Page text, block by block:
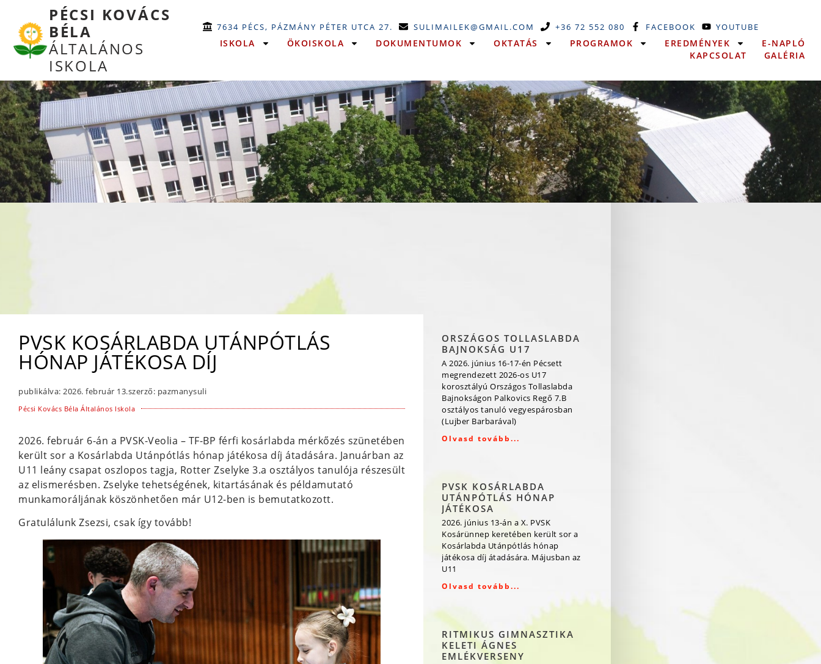
PÉCSI KOVÁCS
BÉLA
ÁLTALÁNOS
ISKOLA
7634 PÉCS, PÁZMÁNY PÉTER UTCA 27. SULIMAILEK@GMAIL.COM +36 72 552 080 FACEBOOK YOUTUBE
ISKOLA ÖKOISKOLA DOKUMENTUMOK OKTATÁS PROGRAMOK EREDMÉNYEK
E-NAPLÓ
KAPCSOLAT
GALÉRIA
PVSK KOSÁRLABDA UTÁNPÓTLÁS
HÓNAP JÁTÉKOSA DÍJ
publikálva: 2026. február 13.szerző: pazmanysuli
Pécsi Kovács Béla Általános Iskola
2026. február 6-án a PVSK-Veolia – TF-BP férfi kosárlabda mérkőzés szünetében
került sor a Kosárlabda Utánpótlás hónap játékosa díj átadására. Januárban az
U11 leány csapat oszlopos tagja, Rotter Zselyke 3.a osztályos tanulója részesült
az elismerésben. Zselyke tehetségének, kitartásának és példamutató
munkamoráljának köszönhetően már U12-ben is bemutatkozott.
Gratulálunk Zsezsi, csak így tovább!
ORSZÁGOS TOLLASLABDA
BAJNOKSÁG U17
A 2026. június 16-17-én Pécsett
megrendezett 2026-os U17
korosztályú Országos Tollaslabda
Bajnokságon Palkovics Regő 7.B
osztályos tanuló vegyespárosban
(Lujber Barbarával)
Olvasd tovább...
PVSK KOSÁRLABDA
UTÁNPÓTLÁS HÓNAP
JÁTÉKOSA
2026. június 13-án a X. PVSK
Kosárünnep keretében került sor a
Kosárlabda Utánpótlás hónap
játékosa díj átadására. Májusban az
U11
Olvasd tovább...
RITMIKUS GIMNASZTIKA
KELETI ÁGNES
EMLÉKVERSENY